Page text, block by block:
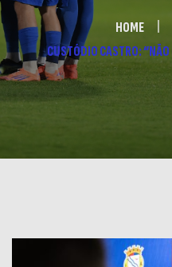
HOME
CUSTÓDIO CASTRO: